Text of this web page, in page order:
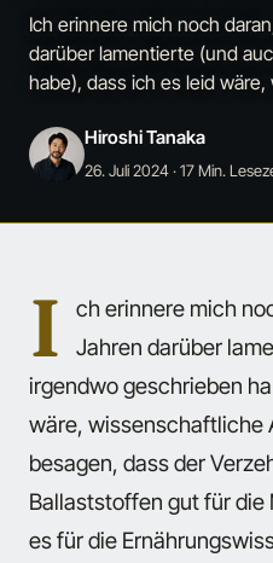
Ich erinnere mich noch
darüber lamentierte (und
habe), dass ich es leid
Hiroshi Tanaka
26. Juli 2024· 17 Min.
I
ch erinnere mich
Jahren darüber
irgendwo geschrieben
wäre, wissenschaftliche
besagen, dass der
Ballaststoffen gut für die
es für die